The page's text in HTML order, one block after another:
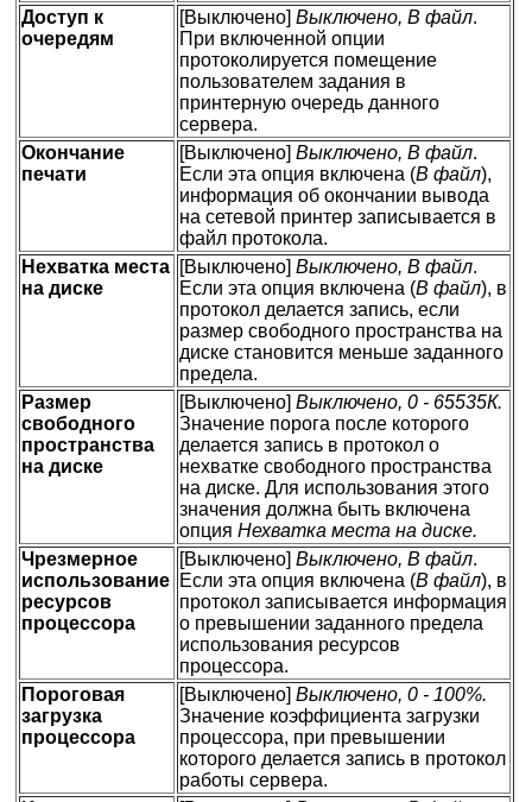
Доступ к
очередям
[Выключено] Выключено, В файл.
При включенной опции
протоколируется помещение
пользователем задания в
принтерную очередь данного
сервера.
Окончание
печати
[Выключено] Выключено, В файл.
Если эта опция включена (В файл),
информация об окончании вывода
на сетевой принтер записывается в
файл протокола.
Нехватка места
на диске
[Выключено] Выключено, В файл.
Если эта опция включена (В файл), в
протокол делается запись, если
размер свободного пространства на
диске становится меньше заданного
предела.
Размер
свободного
пространства
на диске
[Выключено] Выключено, 0 - 65535К.
Значение порога после которого
делается запись в протокол о
нехватке свободного пространства
на диске. Для использования этого
значения должна быть включена
опция Нехватка места на диске.
Чрезмерное
использование
ресурсов
процессора
[Выключено] Выключено, В файл.
Если эта опция включена (В файл), в
протокол записывается информация
о превышении заданного предела
использования ресурсов
процессора.
Пороговая
загрузка
процессора
[Выключено] Выключено, 0 - 100%.
Значение коэффициента загрузки
процессора, при превышении
которого делается запись в протокол
работы сервера.